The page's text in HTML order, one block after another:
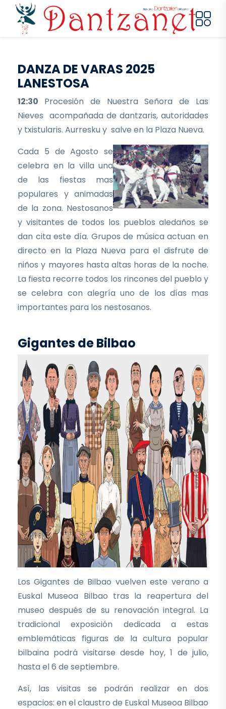
Pasar al contenido principal
DANZA DE VARAS 2025
LANESTOSA
12:30 Procesión de Nuestra Señora de Las
Nieves acompañada de dantzaris, autoridades
y txistularis. Aurresku y salve en la Plaza Nueva.
Cada 5 de Agosto se
celebra en la villa una
de las fiestas mas
populares y animadas
de la zona. Nestosanos
y visitantes de todos los pueblos aledaños se
dan cita este día. Grupos de música actuan en
directo en la Plaza Nueva para el disfrute de
niños y mayores hasta altas horas de la noche.
La fiesta recorre todos los rincones del pueblo y
se celebra con alegría uno de los días mas
importantes para los nestosanos.
Gigantes de Bilbao
Los Gigantes de Bilbao vuelven este verano a
Euskal Museoa Bilbao tras la reapertura del
museo después de su renovación integral. La
tradicional exposición dedicada a estas
emblemáticas figuras de la cultura popular
bilbaina podrá visitarse desde hoy, 1 de julio,
hasta el 6 de septiembre.
Así, las visitas se podrán realizar en dos
espacios: en el claustro de Euskal Museoa Bilbao